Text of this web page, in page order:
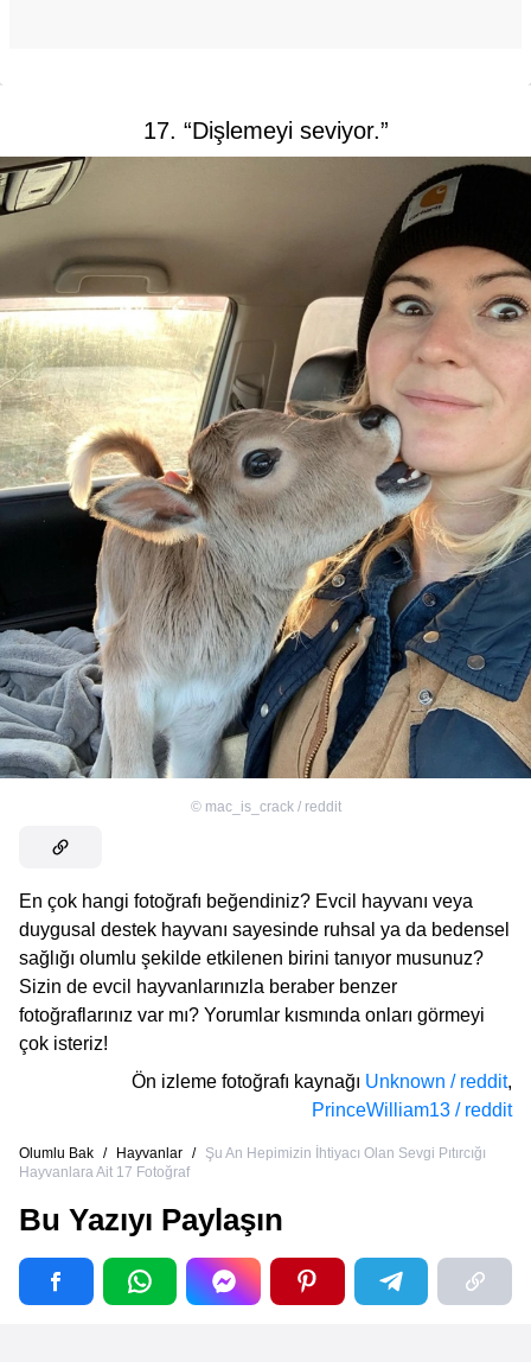
17. “Dişlemeyi seviyor.”
© mac_is_crack / reddit
En çok hangi fotoğrafı beğendiniz? Evcil hayvanı veya
duygusal destek hayvanı sayesinde ruhsal ya da bedensel
sağlığı olumlu şekilde etkilenen birini tanıyor musunuz?
Sizin de evcil hayvanlarınızla beraber benzer
fotoğraflarınız var mı? Yorumlar kısmında onları görmeyi
çok isteriz!
Ön izleme fotoğrafı kaynağı Unknown / reddit,
PrinceWilliam13 / reddit
Olumlu Bak / Hayvanlar /
Şu An Hepimizin İhtiyacı Olan Sevgi Pıtırcığı
Hayvanlara Ait 17 Fotoğraf
Bu Yazıyı Paylaşın